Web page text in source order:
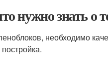
нужно знать о
необходимо